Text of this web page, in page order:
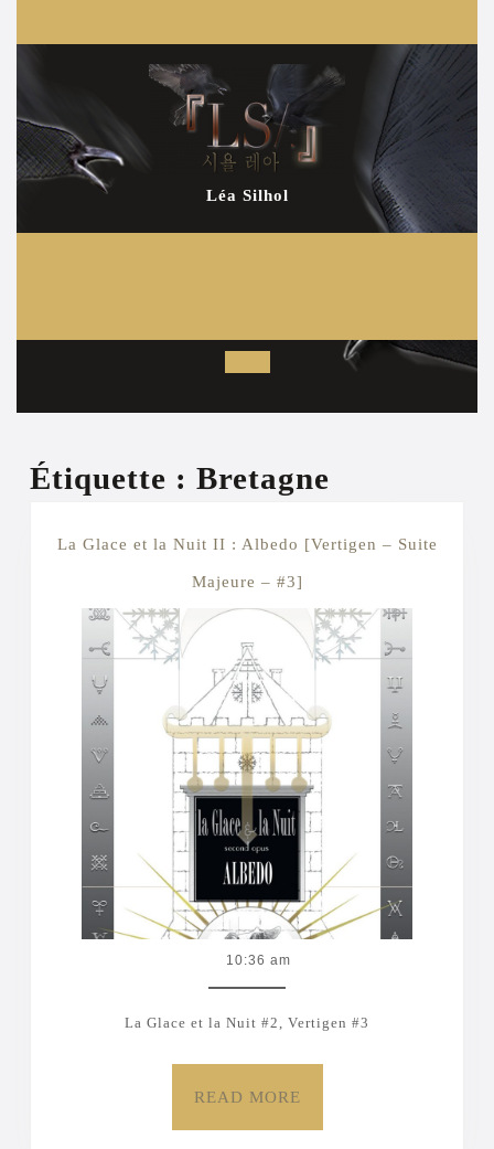
Léa Silhol
Open
Button
Étiquette : Bretagne
La Glace et la Nuit II : Albedo [Vertigen – Suite
Majeure – #3]
Glace
et
Nuit
II
:
Albedo
[Vertigen
–
Suite
10:36 am
La Glace et la Nuit #2, Vertigen #3
READ MORE
MORE